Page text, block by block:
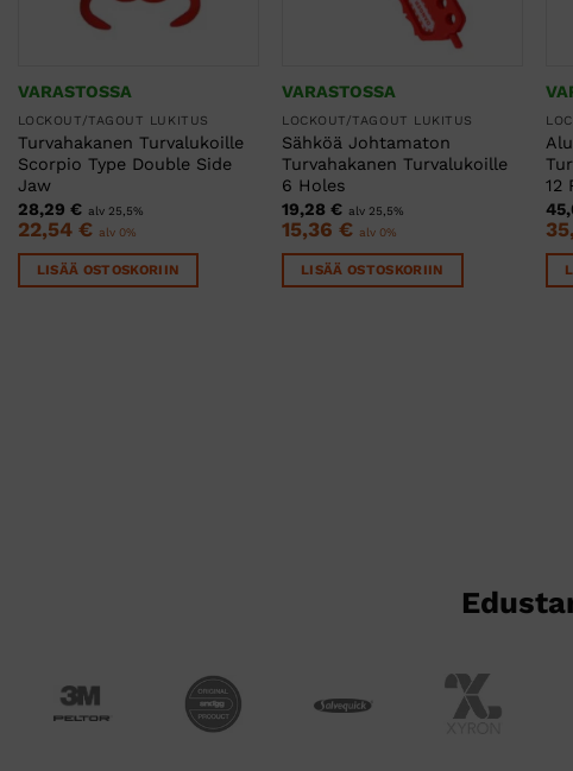
VARASTOSSA
LOCKOUT/TAGOUT LUKITUS
Turvahakanen Turvalukoille
Scorpio Type Double Side
Jaw
28,29 € alv 25,5%
22,54 € alv 0%
LISÄÄ OSTOSKORIIN
VARASTOSSA
LOCKOUT/TAGOUT LUKITUS
Sähköä Johtamaton
Turvahakanen Turvalukoille
6 Holes
19,28€ alv 25,5%
15,36€ alv 0%
LISÄÄ OSTOSKORIIN
12